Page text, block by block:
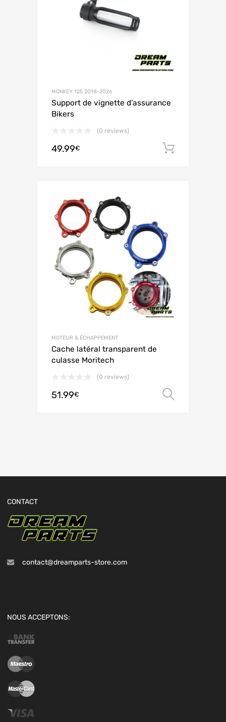
MONKEY 125 2018-2026
Support de vignette d’assurance
Bikers
(0 reviews)
49.99€
MOTEUR & ÉCHAPPEMENT
Cache latéral transparent de
culasse Moritech
(0 reviews)
51.99€
CONTACT
contact@dreamparts-store.com
NOUS ACCEPTONS: